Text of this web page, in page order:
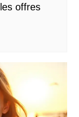
offres